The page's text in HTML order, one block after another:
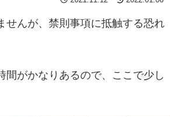
せんが、禁則事項に抵触する恐れ
がかなりあるので、ここで少し